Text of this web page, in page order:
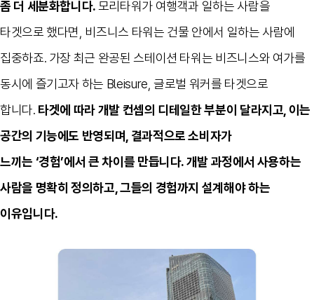
좀 더 세분화합니다.모리타워가 여행객과 일하는 사람을
타겟으로 했다면 비즈니스 타워는 건물 안에서 일하는 사람에
집중하죠. 가장 최근 완공된 스테이션 타워는 비즈니스와 여가를
동시에 즐기고자 하는 Bleisure, 글로벌 워커를 타겟으로
합니다. 타겟에 따라 개발 컨셉의 디테일한 부분이 달라지고 이는
공간의 기능에도 반영되며 결과적으로 소비자가
느끼는 ‘경험’에서 큰 차이를 만듭니다.개발 과정에서 사용하는
사람을 명확히 정의하고 그들의 경험까지 설계해야 하는
이유입니다.